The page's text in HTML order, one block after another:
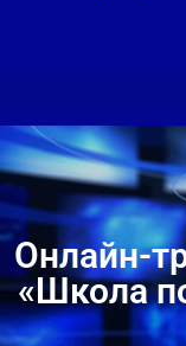
Онлайн-
«Школа